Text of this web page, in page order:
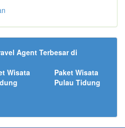
Agent Terbesar di
Wisata
Paket Wisata
Pulau Tidung